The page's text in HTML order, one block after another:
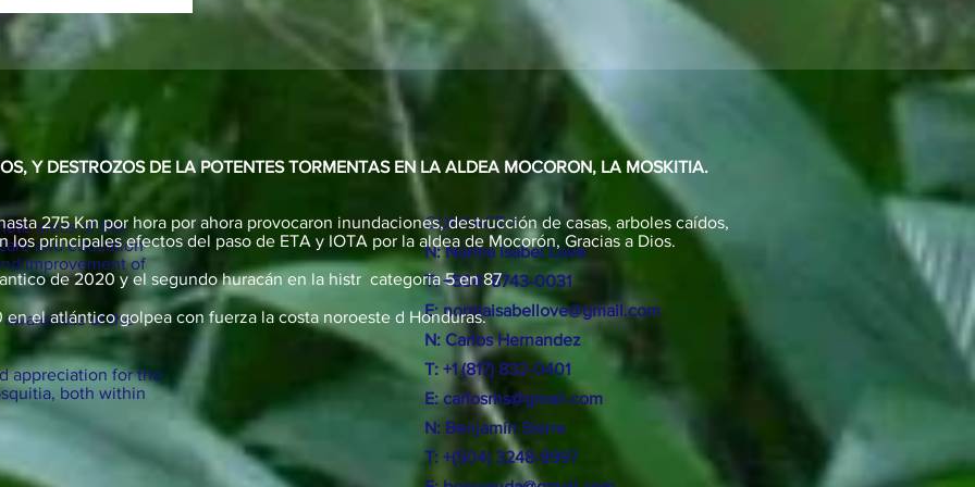
areas of the
and education
improvement of
of the
appreciation for the
both within
CONTACT >
N: Norma Isabel Love
T: +504 8743-0031
E: normaisabellove@gmail.com
N: Carlos Hernandez
T: +1 (817) 832-0401
E:carlosrhs@gmail.com
N: Benjamín Sierra
T: +(504) 3248-8997
Y DESTROZOS DE LA POTENTES TORMENTAS EN LA ALDEA MOCORON, LA MOSKITIA.
275 Km por hora por ahora provocaron inundaciones, destrucción de casas, arboles caídos,
principales efectos del paso de ETA y IOTA por la aldea de Mocorón, Gracias a Dios.
de 2020 y el segundo huracán en la histr categoria 5 en 87
el atlántico golpea con fuerza la costa noroeste d Honduras.